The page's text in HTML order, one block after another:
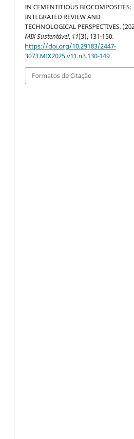
IN CEMENTITIOUS BIOCOMPOSITES:
INTEGRATED REVIEW AND
TECHNOLOGICAL PERSPECTIVES.
MIX Sustentável, 11(3), 131-150.
https://doi.org/10.29183/2447-
3073.MIX2025.v11.n3.130-149
Formatos de Citação